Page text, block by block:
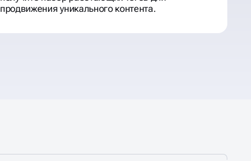
продвижения уникального контента.